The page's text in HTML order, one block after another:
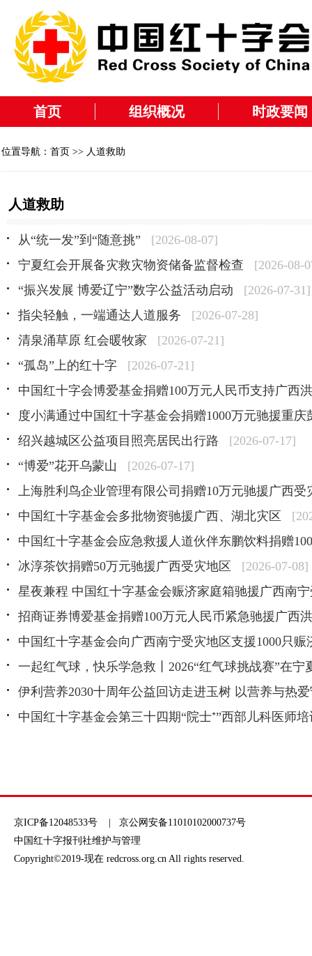
首页 组织概况 时政要闻
位置导航： 首页 >> 人道救助
人道救助
从“统一发”到“随意挑”
[2026-08-07]
宁夏红会开展备灾救灾物资储备监督检查
[2026-08-
“振兴发展 博爱辽宁”数字公益活动启动
[2026-07-31]
指尖轻触，一端通达人道服务
[2026-07-28]
清泉涌草原 红会暖牧家
[2026-07-21]
“孤岛”上的红十字
[2026-07-21]
中国红十字会博爱基金捐赠100万元人民币支持广西
度小满通过中国红十字基金会捐赠1000万元驰援重庆
绍兴越城区公益项目照亮居民出行路
[2026-07-17]
“博爱”花开乌蒙山
[2026-07-17]
上海胜利鸟企业管理有限公司捐赠10万元驰援广西受
中国红十字基金会多批物资驰援广西、湖北灾区
中国红十字基金会应急救援人道伙伴东鹏饮料捐赠
冰淳茶饮捐赠50万元驰援广西受灾地区
[2026-07-08]
星夜兼程 中国红十字基金会赈济家庭箱驰援广西南
招商证券博爱基金捐赠100万元人民币紧急驰援广西
中国红十字基金会向广西南宁受灾地区支援1000只赈
一起红气球，快乐学急救丨2026“红气球挑战赛”在宁
伊利营养2030十周年公益回访走进玉树 以营养与热
中国红十字基金会第三十四期“院士⁺”西部儿科医师
京ICP备12048533号 | 京公网安备11010102000737号
中国红十字报刊社维护与管理
Copyright©2019-现在 redcross.org.cn All rights reserved.